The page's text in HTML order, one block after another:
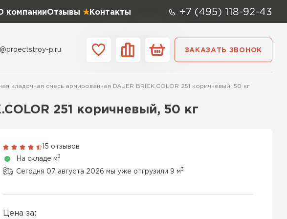
компанииОтзывы Контакты +7 (495) 118-92-43
Размер, мм
600х200х250
600х300х200
600х400х250
Ширина,
250 мм
300 мм
p.ru ЗАКАЗАТЬ ЗВОНОК
кладочная смесь армированная DAUER BRICK.COLOR 251 коричневый, 50 кг
251 коричневый, 50 кг
15 отзывов
На складе м3
Сегодня 07 августа 2026 мы уже отгрузили 9 м3
Цена за:
ПЕРЕЙТИ
ПЕРЕЙТИ